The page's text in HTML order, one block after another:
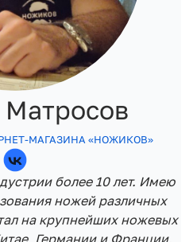
МАГАЗИНА «НОЖИКОВ»
более 10 лет. Имею
ножей различных
на крупнейших ножевых
Германии и Франции.